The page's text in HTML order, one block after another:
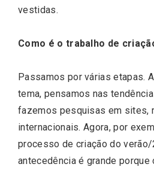
vestidas.
Como é o trabalho de
Passamos por várias etapas.
tema, pensamos nas
fazemos pesquisas em sites,
internacionais. Agora, por
processo de criação do
antecedência é grande porque